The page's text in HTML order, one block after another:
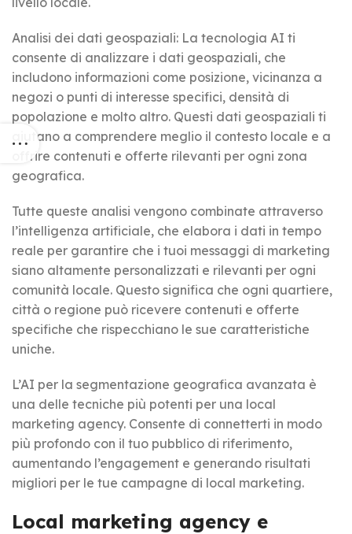
Analisi dei dati geospaziali: La tecnologia AI ti
consente di analizzare i dati geospaziali, che
includono informazioni come posizione, vicinanza a
negozi o punti di interesse specifici, densità di
popolazione e molto altro. Questi dati geospaziali ti
aiutano a comprendere meglio il contesto locale e a
offrire contenuti e offerte rilevanti per ogni zona
geografica.
Tutte queste analisi vengono combinate attraverso
l’intelligenza artificiale, che elabora i dati in tempo
reale per garantire che i tuoi messaggi di marketing
siano altamente personalizzati e rilevanti per ogni
comunità locale. Questo significa che ogni quartiere,
città o regione può ricevere contenuti e offerte
specifiche che rispecchiano le sue caratteristiche
uniche.
L’AI per la segmentazione geografica avanzata è
una delle tecniche più potenti per una local
marketing agency. Consente di connetterti in modo
più profondo con il tuo pubblico di riferimento,
aumentando l’engagement e generando risultati
migliori per le tue campagne di local marketing.
Local marketing agency e